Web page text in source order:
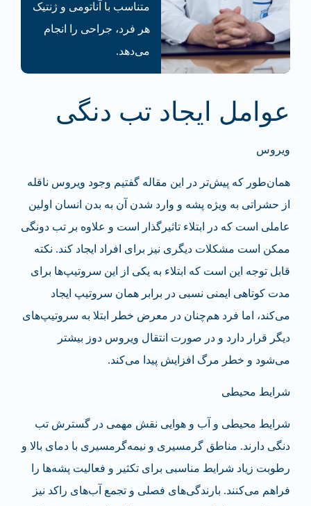
متناسب با آناتومی و ژنتیک
هر فرد، جراحی‌ را انجام
می‌دهد.
عوامل ایجاد تب دنگی
ویروس
همان‌طور که پیش‌تر در این مقاله گفتیم وجود ویروس ناقله
از حشراتی به ویژه پشه و وارد شدن آن به بدن انسان اولین
عاملی است که در ابتلاء تاثیرگذار است و علاوه بر تب دونگی
ممکن است مشکلات دیگری نیز برای افراد ایجاد کند. نکته
قابل توجه این است که ابتلاء به یکی از این سروتیپ‌ها برای
مدت کوتاهی ایمنی نسبی در برابر همان سروتیپ ایجاد
می‌کند، اما فرد هم‌چنان در معرض خطر ابتلا به سروتیپ‌های
دیگر قرار دارد و در صورت انتقال ویروس دوز بیشتر
می‌شود و خطر مرگ افزایش پیدا می‌کند.
شرایط محیطی
شرایط محیطی و آب و هوایی نقش مهمی در گسترش تب
دنگی دارند. مناطق گرمسیری و نیمه‌گرمسیری با دمای بالا و
رطوبت زیاد شرایط مناسبی برای تکثیر و فعالیت پشه‌ها را
فراهم می‌کنند. بارندگی‌های فصلی و تجمع آب‌های راکد نیز